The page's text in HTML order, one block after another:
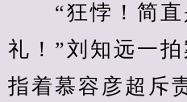
“狂悖！简直
礼！”刘知远一
指着慕容彦超斥